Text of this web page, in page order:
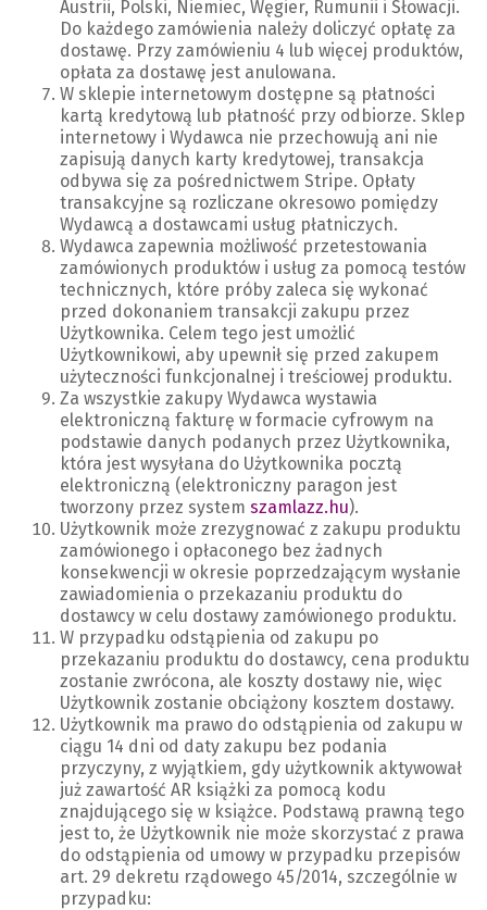
Austrii, Polski, Niemiec, Węgier, Rumunii i Słowacji.
Do każdego zamówienia należy doliczyć opłatę za
dostawę. Przy zamówieniu 4 lub więcej produktów,
opłata za dostawę jest anulowana.
W sklepie internetowym dostępne są płatności
kartą kredytową lub płatność przy odbiorze. Sklep
internetowy i Wydawca nie przechowują ani nie
zapisują danych karty kredytowej, transakcja
odbywa się za pośrednictwem Stripe. Opłaty
transakcyjne są rozliczane okresowo pomiędzy
Wydawcą a dostawcami usług płatniczych.
Wydawca zapewnia możliwość przetestowania
zamówionych produktów i usług za pomocą testów
technicznych, które próby zaleca się wykonać
przed dokonaniem transakcji zakupu przez
Użytkownika. Celem tego jest umożlić
Użytkownikowi, aby upewnił się przed zakupem
użyteczności funkcjonalnej i treściowej produktu.
Za wszystkie zakupy Wydawca wystawia
elektroniczną fakturę w formacie cyfrowym na
podstawie danych podanych przez Użytkownika,
która jest wysyłana do Użytkownika pocztą
elektroniczną (elektroniczny paragon jest
tworzony przez system szamlazz.hu).
Użytkownik może zrezygnować z zakupu produktu
zamówionego i opłaconego bez żadnych
konsekwencji w okresie poprzedzającym wysłanie
zawiadomienia o przekazaniu produktu do
dostawcy w celu dostawy zamówionego produktu.
W przypadku odstąpienia od zakupu po
przekazaniu produktu do dostawcy, cena produktu
zostanie zwrócona, ale koszty dostawy nie, więc
Użytkownik zostanie obciążony kosztem dostawy.
Użytkownik ma prawo do odstąpienia od zakupu w
ciągu 14 dni od daty zakupu bez podania
przyczyny, z wyjątkiem, gdy użytkownik aktywował
już zawartość AR książki za pomocą kodu
znajdującego się w książce. Podstawą prawną tego
jest to, że Użytkownik nie może skorzystać z prawa
do odstąpienia od umowy w przypadku przepisów
art. 29 dekretu rządowego 45/2014, szczególnie w
przypadku: